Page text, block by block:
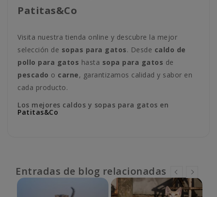
Patitas&Co
Visita nuestra tienda online y descubre la mejor
selección de sopas para gatos. Desde caldo de
pollo para gatos hasta sopa para gatos de
pescado o carne, garantizamos calidad y sabor en
cada producto.
Los mejores caldos y sopas para gatos en
Patitas&Co
Entradas de blog relacionadas